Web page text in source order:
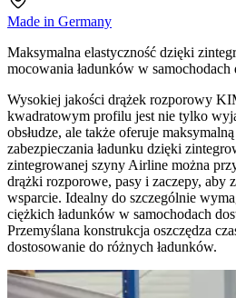
Made in Germany
Maksymalna elastyczność dzięki
mocowania ładunków w
Wysokiej jakości drążek rozporowy
kwadratowym profilu jest nie tylko
obsłudze, ale także oferuje
zabezpieczania ładunku dzięki
zintegrowanej szyny Airline można
drążki rozporowe, pasy i zaczepy, aby
wsparcie. Idealny do szczególnie
ciężkich ładunków w samochodach
Przemyślana konstrukcja oszczędza
dostosowanie do różnych ładunków.